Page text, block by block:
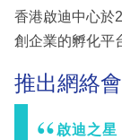
香港啟迪中心於
創企業的孵化平
推出網絡
啟迪之星